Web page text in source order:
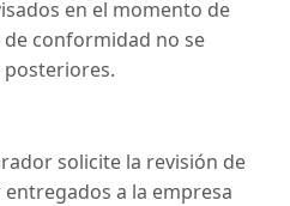
en el momento de
conformidad no se
solicite la revisión de
a la empresa